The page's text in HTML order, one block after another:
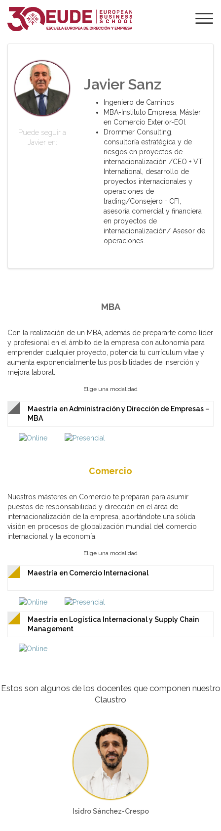
PROFESORADO DE
EUDE
Puede seguir a
Javier en:
Javier Sanz
Ingeniero de Caminos
MBA-Instituto Empresa; Máster
en Comercio Exterior-EOI.
Drommer Consulting,
consultoría estratégica y de
riesgos en proyectos de
internacionalización /CEO + VT
International, desarrollo de
proyectos internacionales y
operaciones de
trading/Consejero + CFI,
asesoría comercial y financiera
en proyectos de
internacionalización/ Asesor de
operaciones.
MBA
Con la realización de un MBA, además de prepararte como líder
y profesional en el ámbito de la empresa con autonomía para
emprender cualquier proyecto, potencia tu currículum vitae y
aumenta exponencialmente tus posibilidades de inserción y
mejora laboral.
Elige una modalidad
Maestría en Administración y Dirección de Empresas –
MBA
Comercio
Nuestros másteres en Comercio te preparan para asumir
puestos de responsabilidad y dirección en el área de
internacionalización de la empresa, aportándote una sólida
visión en procesos de globalización mundial del comercio
internacional y la economía.
Elige una modalidad
Maestría en Comercio Internacional
Maestría en Logística Internacional y Supply Chain
Management
Estos son algunos de los docentes que componen nuestro
Claustro
Isidro Sánchez-Crespo